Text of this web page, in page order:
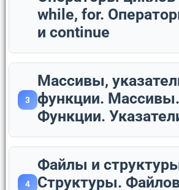
while, for.
и continue
3
Массивы,
функции. Массивы.
Функции.
4
Файлы и
Структуры.